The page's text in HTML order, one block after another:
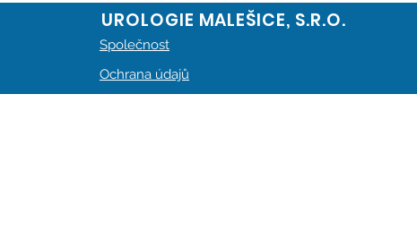
UROLOGIE MALEŠICE, S.R.O.
Společnost
Ochrana údajů